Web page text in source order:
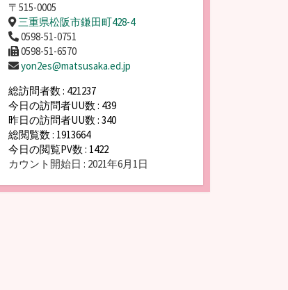
〒515-0005
三重県松阪市鎌田町428-4
0598-51-0751
0598-51-6570
yon2es@matsusaka.ed.jp
総訪問者数 : 421237
今日の訪問者UU数 : 439
昨日の訪問者UU数 : 340
総閲覧数 : 1913664
今日の閲覧PV数 : 1422
カウント開始日 : 2021年6月1日